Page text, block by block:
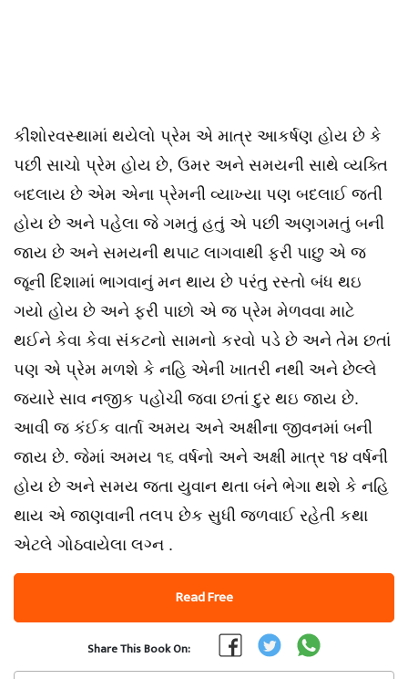
કીશોરવસ્થામાં થયેલો પ્રેમ એ માત્ર આકર્ષણ હોય છે કે
પછી સાચો પ્રેમ હોય છે, ઉમર અને સમયની સાથે વ્યક્તિ
બદલાય છે એમ એના પ્રેમની વ્યાખ્યા પણ બદલાઈ જતી
હોય છે અને પહેલા જે ગમતું હતું એ પછી અણગમતું બની
જાય છે અને સમયની થપાટ લાગવાથી ફરી પાછુ એ જ
જૂની દિશામાં ભાગવાનું મન થાય છે પરંતુ રસ્તો બંધ થઇ
ગયો હોય છે અને ફરી પાછો એ જ પ્રેમ મેળવવા માટે
થઈને કેવા કેવા સંકટનો સામનો કરવો પડે છે અને તેમ છતાં
પણ એ પ્રેમ મળશે કે નહિ એની ખાતરી નથી અને છેલ્લે
જ્યારે સાવ નજીક પહોચી જવા છતાં દુર થઇ જાય છે.
આવી જ કંઈક વાર્તા અમય અને અક્ષીના જીવનમાં બની
જાય છે. જેમાં અમય ૧૬ વર્ષનો અને અક્ષી માત્ર ૧૪ વર્ષની
હોય છે અને સમય જતા યુવાન થતા બંને ભેગા થશે કે નહિ
થાય એ જાણવાની તલપ છેક સુધી જળવાઈ રહેતી કથા
એટલે ગોઠવાયેલા લગ્ન .
Read Free
Share This Book On: